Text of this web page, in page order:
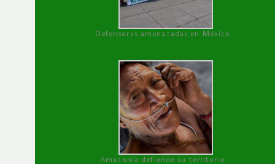
Defensoras amenazadas en México
Amazonía defiende su territorio